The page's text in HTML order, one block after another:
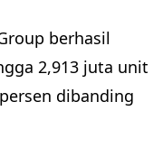
berhasil
2,913 juta unit
dibanding